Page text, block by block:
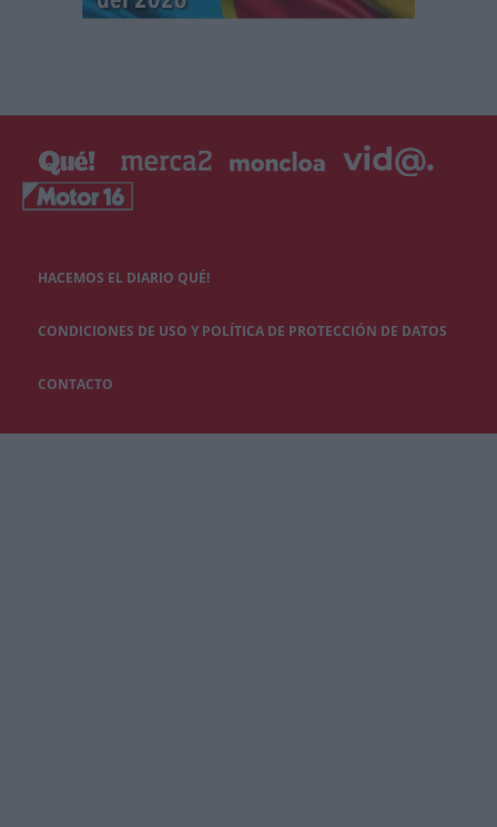
HACEMOS EL DIARIO QUÉ!
CONDICIONES DE USO Y POLÍTICA DE PROTECCIÓN DE DATOS
CONTACTO